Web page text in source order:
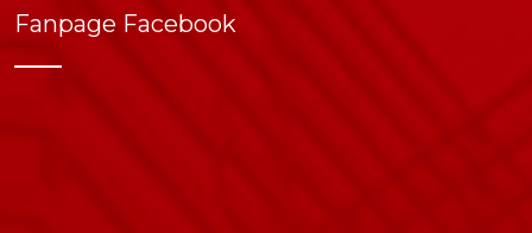
Fanpage Facebook